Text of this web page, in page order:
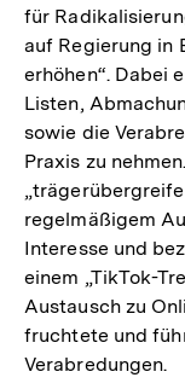
für
auf Regierung in
erhöhen“. Dabei
Listen,
sowie die
Praxis zu
regelmäßigem
Interesse und
einem „TikTok-
Austausch zu
fruchtete und
Verabredungen.